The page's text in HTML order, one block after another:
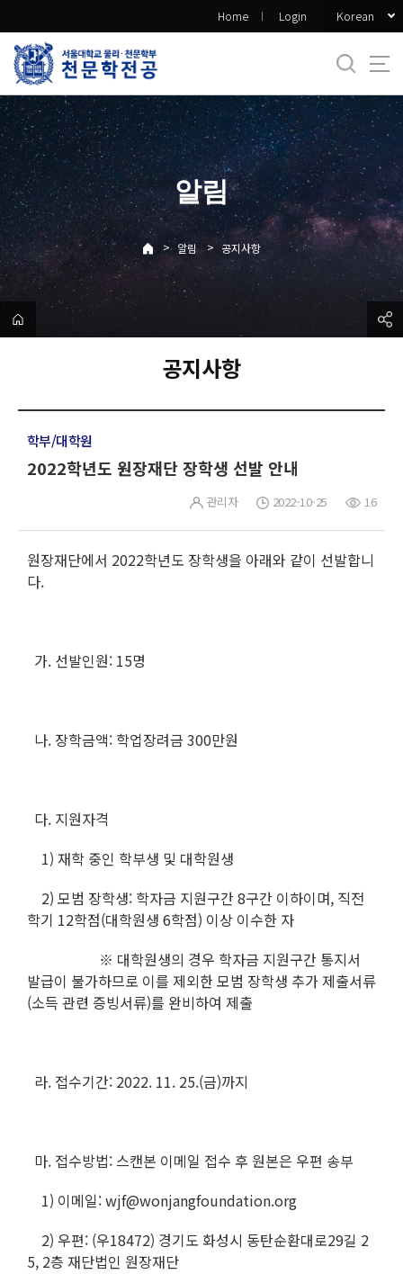
로
메
뉴
Home Login Korean
알림
> 알림 > 공지사항
공지사항
학부/대학원
2022학년도 원장재단 장학생 선발 안내
관리자 2022-10-25 16
원장재단에서 2022학년도 장학생을 아래와 같이 선발합니
다.
가. 선발인원: 15명
나. 장학금액: 학업장려금 300만원
다. 지원자격
1) 재학 중인 학부생 및 대학원생
2) 모범 장학생: 학자금 지원구간 8구간 이하이며, 직전
학기 12학점(대학원생 6학점) 이상 이수한 자
※ 대학원생의 경우 학자금 지원구간 통지서
발급이 불가하므로 이를 제외한 모범 장학생 추가 제출서류
(소득 관련 증빙서류)를 완비하여 제출
라. 접수기간: 2022. 11. 25.(금)까지
마. 접수방법: 스캔본 이메일 접수 후 원본은 우편 송부
1) 이메일: wjf@wonjangfoundation.org
2) 우편: (우18472) 경기도 화성시 동탄순환대로29길 2
5, 2층 재단법인 원장재단